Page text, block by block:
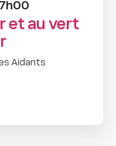
et au vert
Aidants